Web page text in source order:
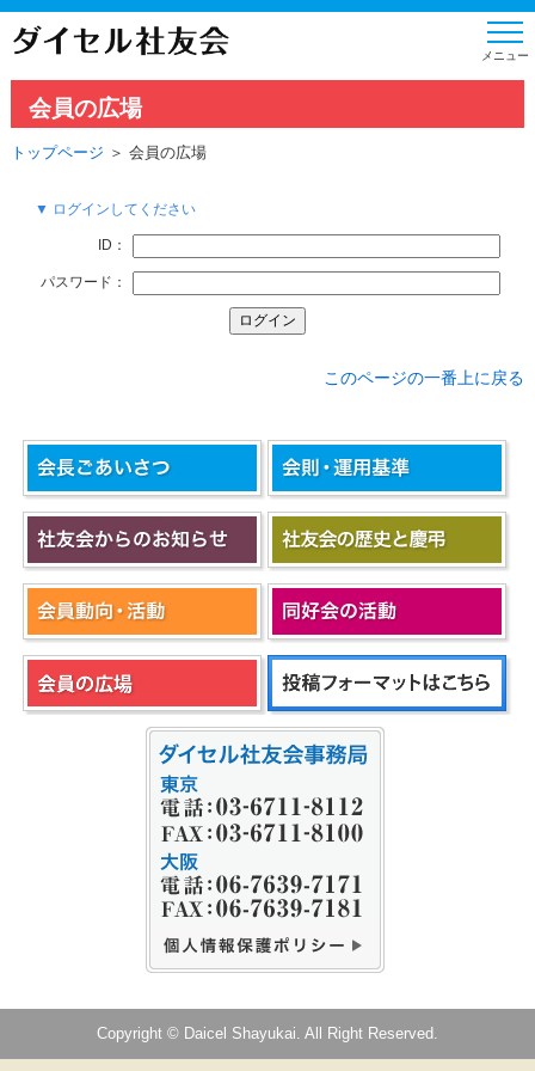
会員の広場
トップページ ＞ 会員の広場
▼ ログインしてください
ID：
パスワード：
このページの一番上に戻る
Copyright © Daicel Shayukai. All Right Reserved.